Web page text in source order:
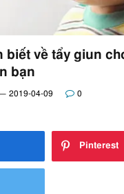
biết về tẩy giun
bạn
2019-04-09 0
Pinterest